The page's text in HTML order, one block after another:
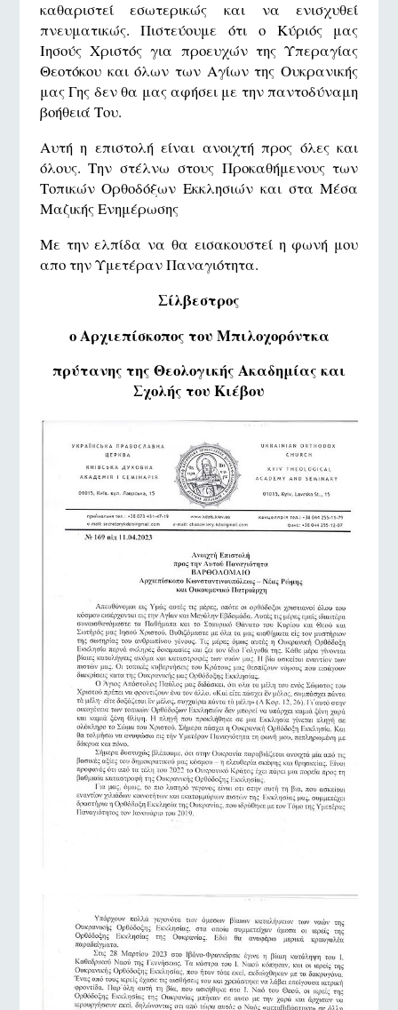
καθαριστεί εσωτερικώς και να ενισχυθεί
πνευματικώς. Πιστεύουμε ότι ο Κύριός μας
Ιησούς Χριστός για προευχών της Υπεραγίας
Θεοτόκου και όλων των Αγίων της Ουκρανικής
μας Γης δεν θα μας αφήσει με την παντοδύναμη
βοήθειά Του.
Αυτή η επιστολή είναι ανοιχτή προς όλες και
όλους. Την στέλνω στους Προκαθήμενους των
Τοπικών Ορθοδόξων Εκκλησιών και στα Μέσα
Μαζικής Ενημέρωσης
Με την ελπίδα να θα εισακουστεί η φωνή μου
απο την Υμετέραν Παναγιότητα.
Σίλβεστρος
ο Αρχιεπίσκοπος του Μπιλοχορόντκα
πρύτανης της Θεολογικής Ακαδημίας και
Σχολής του Κιέβου